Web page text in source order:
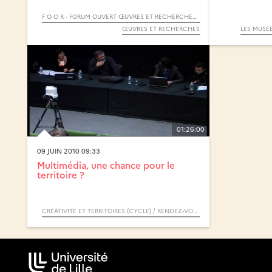
F O O R - FORUM OUVERT ŒUVRES ET RECHERCHES - 2019
ŒUVRES ET RECHERCHES
LES
01:26:00
09 JUIN 2010 09:33
Multimédia, une chance pour le
territoire ?
CRÉATIVITÉ ET TERRITOIRES (CYCLE) / RENDEZ-VOUS D’ARCHIMÈDE